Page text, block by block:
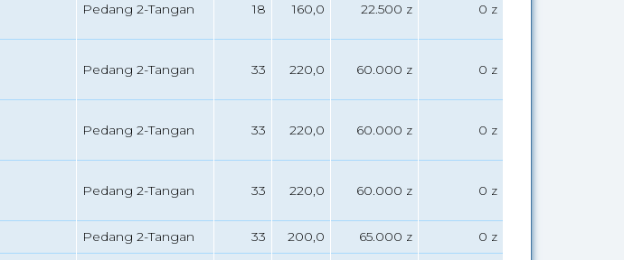
Pedang 2-Tangan 18 160,0 22.500 z 0 z
Pedang 2-Tangan 33 220,0 60.000 z 0 z
Pedang 2-Tangan 33 220,0 60.000 z 0 z
Pedang 2-Tangan 33 220,0 60.000 z 0 z
Pedang 2-Tangan 33 200,0 65.000 z
0 z